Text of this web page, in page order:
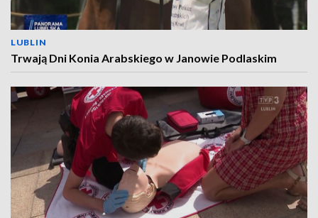
LUBLIN
Trwają Dni Konia Arabskiego w Janowie Podlaskim